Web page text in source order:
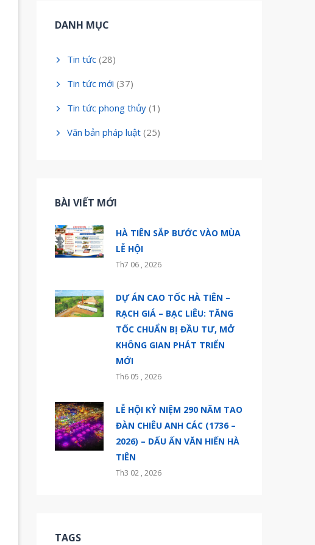
DANH MỤC
Tin tức (28)
Tin tức mới (37)
Tin tức phong thủy (1)
Văn bản pháp luật (25)
BÀI VIẾT MỚI
HÀ TIÊN SẮP BƯỚC VÀO MÙA
LỄ HỘI
Th7 06 , 2026
DỰ ÁN CAO TỐC HÀ TIÊN –
RẠCH GIÁ – BẠC LIÊU: TĂNG
TỐC CHUẨN BỊ ĐẦU TƯ, MỞ
KHÔNG GIAN PHÁT TRIỂN
MỚI
Th6 05 , 2026
LỄ HỘI KỶ NIỆM 290 NĂM TAO
ĐÀN CHIÊU ANH CÁC (1736 –
2026) – DẤU ẤN VĂN HIẾN HÀ
TIÊN
Th3 02 , 2026
TAGS